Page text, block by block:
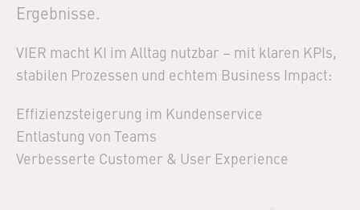
Ergebnisse.
VIER macht KI im Alltag nutzbar – mit klaren KPIs,
stabilen Prozessen und echtem Business Impact:
Effizienzsteigerung im Kundenservice​
Entlastung von Teams​
Verbesserte Customer & User Experience